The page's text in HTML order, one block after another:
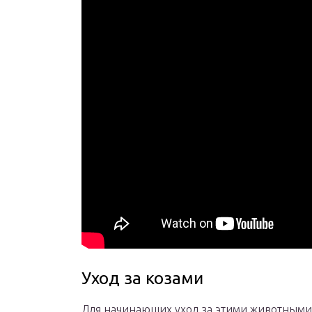
Уход за козами
Для начинающих уход за этими